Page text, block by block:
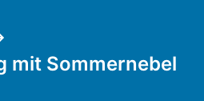
mit Sommernebel